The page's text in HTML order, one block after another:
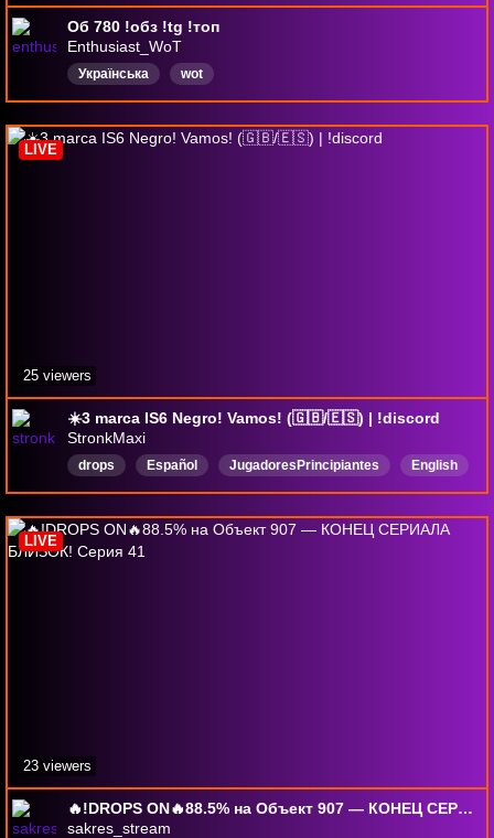
Об 780 !обз !tg !топ
Enthusiast_WoT
Українська wot
☀️3 marca IS6 Negro! Vamos! (🇬🇧/🇪🇸) | !discord
StronkMaxi
drops Español JugadoresPrincipiantes
English
JcJ
wot WorldofTanks
Multijugador
Tanques
LIVE
25 viewers
🔥!DROPS ON🔥88.5% на Объект 907 — КОНЕЦ СЕРИАЛА БЛИЗОК! Серия 41
sakres_stream
LIVE
23 viewers